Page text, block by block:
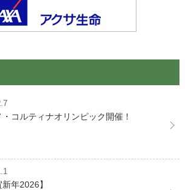
・コルティナオリンピック開催！
新年2026】